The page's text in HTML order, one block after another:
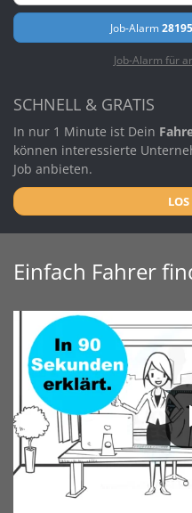
Job-Alarm
Job-Alarm für
SCHNELL & GRATIS
In nur 1 Minute ist Dein
können interessierte
Job anbieten.
Einfach Fahrer